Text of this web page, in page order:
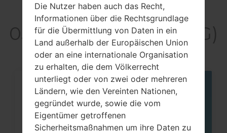
Articles LGSC-
05G(Samsung SC-05G)
akaGalaxy S6
Die Nutzer haben auch das Recht,
Informationen über die Rechtsgrundlage
für die Übermittlung von Daten in ein
Land außerhalb der Europäischen Union
oder an eine internationale Organisation
zu erhalten, die dem Völkerrecht
unterliegt oder von zwei oder mehreren
Ländern, wie den Vereinten Nationen,
gegründet wurde, sowie die vom
Eigentümer getroffenen
Sicherheitsmaßnahmen um ihre Daten zu